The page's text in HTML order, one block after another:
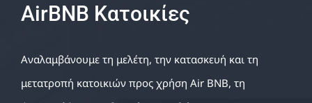
AirBNB Κατοικίες
Αναλαμβάνουμε τη μελέτη, την κατασκευή και τη
μετατροπή κατοικιών προς χρήση Air BNB, τη